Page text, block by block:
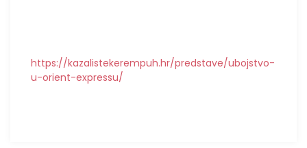
https://kazalistekerempuh.hr/predstave/ubojstvo-
u-orient-expressu/